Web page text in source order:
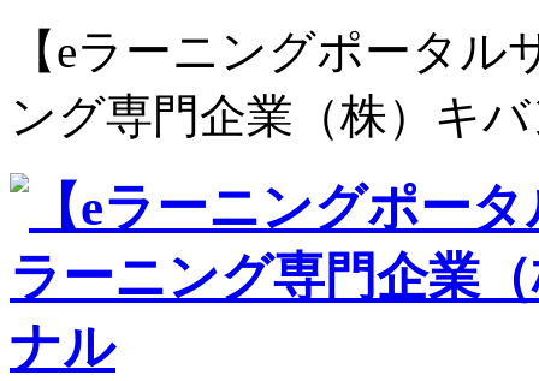
【eラーニングポータル
ング専門企業（株）キ